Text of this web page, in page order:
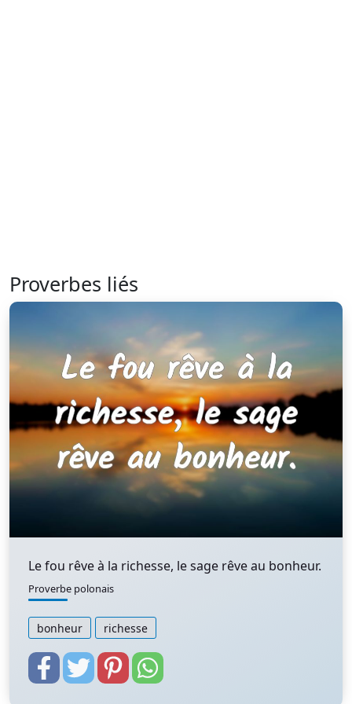
Proverbes liés
Le fou rêve à la richesse, le sage rêve au bonheur.
Proverbe polonais
bonheur richesse